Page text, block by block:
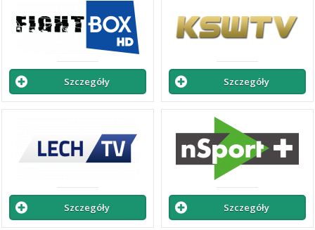
Szczegóły Szczegóły
Szczegóły Szczegóły